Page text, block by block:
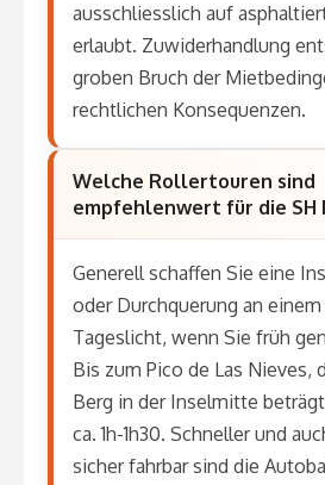
ausschliesslich auf
erlaubt. Zuwiderhandlung
groben Bruch der
rechtlichen Konsequenzen.
Welche Rollertouren sind
empfehlenwert für die SH
Generell schaffen Sie eine
oder Durchquerung an
Tageslicht, wenn Sie früh
Bis zum Pico de Las Nieves,
Berg in der Inselmitte
ca. 1h-1h30. Schneller und
sicher fahrbar sind die